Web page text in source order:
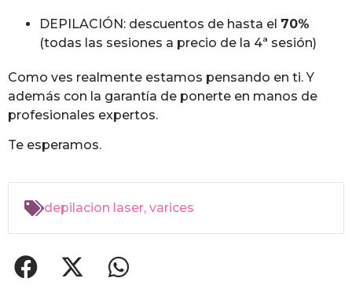
DEPILACIÓN: descuentos de hasta el 70%
(todas las sesiones a precio de la 4ª sesión)
Como ves realmente estamos pensando en ti. Y
además con la garantía de ponerte en manos de
profesionales expertos.
Te esperamos.
depilacion laser, varices